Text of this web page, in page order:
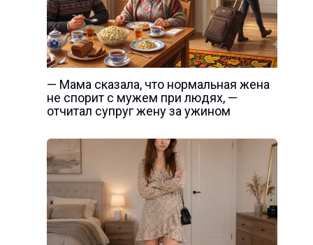
— Мама сказала, что нормальная жена
не спорит с мужем при людях, —
отчитал супруг жену за ужином